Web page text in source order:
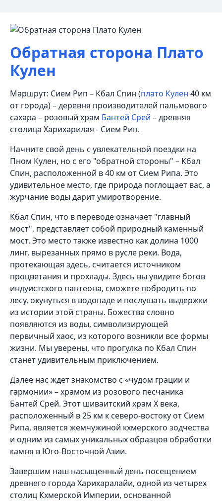
Обратная сторона Плато
Кулен
Маршрут: Сием Рип – Кбал Спин (плато Кулен 40 км
от города) – деревня производителей пальмового
сахара – розовый храм Бантей Срей – древняя
столица Харихарилая - Сием Рип.
Начните свой день с увлекательной поездки на
Пном Кулен, но с его "обратной стороны" – Кбал
Спин, расположенной в 40 км от Сием Рипа. Это
удивительное место, где природа поглощает вас, а
журчание воды дарит умиротворение.
Кбал Спин, что в переводе означает "главный
мост", представляет собой природный каменный
мост. Это место также известно как долина 1000
линг, вырезанных прямо в русле реки. Вода,
протекающая здесь, считается источником
процветания и прохлады. Здесь вы увидите богов
индуистского пантеона, сможете побродить по
лесу, окунуться в водопаде и послушать выдержки
из истории этой страны. Божества словно
появляются из воды, символизирующей
первичный хаос, из которого возникли все формы
жизни. Мы уверены, что прогулка по Кбал Спин
станет удивительным приключением.
Далее нас ждет знакомство с «чудом грации и
гармонии» – храмом из розового песчаника
Бантей Срей. Этот шиваитский храм X века,
расположенный в 25 км к северо-востоку от Сием
Рипа, является жемчужиной кхмерского зодчества
и одним из самых уникальных образцов обработки
камня в Юго-Восточной Азии.
Завершим наш насыщенный день посещением
древнего города Харихаралайи, одной из четырех
столиц Кхмерской Империи, основанной